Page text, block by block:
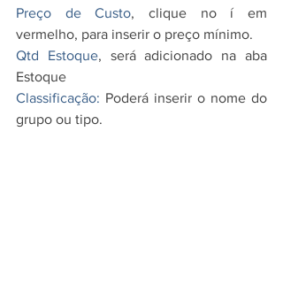
Preço de Custo, clique no í em
vermelho, para inserir o preço mínimo.
Qtd Estoque, será adicionado na aba
Estoque
Classificação: Poderá inserir o nome do
grupo ou tipo.